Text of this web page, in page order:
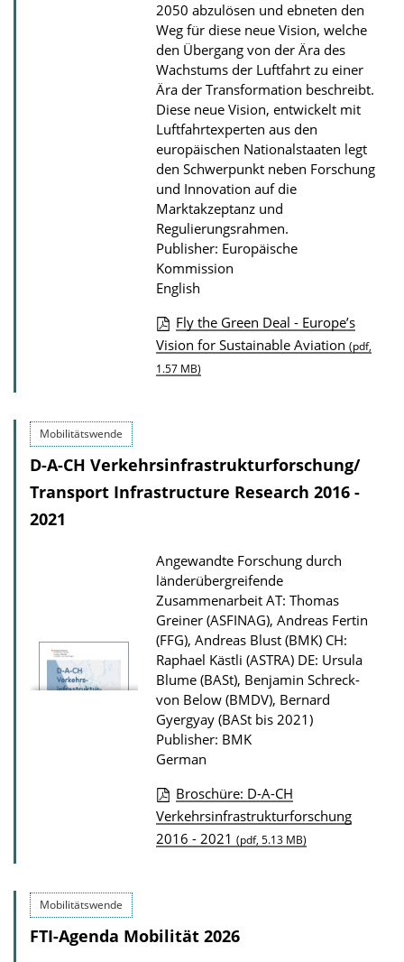
w
n
l
o
a
d
s
2050 abzulösen und ebneten den
Weg für diese neue Vision, welche
den Übergang von der Ära des
Wachstums der Luftfahrt zu einer
Ära der Transformation beschreibt.
Diese neue Vision, entwickelt mit
Luftfahrtexperten aus den
europäischen Nationalstaaten legt
den Schwerpunkt neben Forschung
und Innovation auf die
Marktakzeptanz und
Regulierungsrahmen.
Publisher: Europäische
Kommission
English
P
u
c
a
o
n
D
o
w
n
l
o
d
s
Fly the Green Deal - Europe’s
Vision for Sustainable Aviation (pdf,
1.57 MB)
Mobilitätswende
D-A-CH Verkehrsinfrastrukturforschung/
Transport Infrastructure Research 2016 -
2021
Angewandte Forschung durch
länderübergreifende
Zusammenarbeit AT: Thomas
Greiner (ASFINAG), Andreas Fertin
(FFG), Andreas Blust (BMK) CH:
Raphael Kästli (ASTRA) DE: Ursula
Blume (BASt), Benjamin Schreck-
von Below (BMDV), Bernard
Gyergyay (BASt bis 2021)
Publisher: BMK
German
P
u
c
Broschüre: D-A-CH
Verkehrsinfrastrukturforschung
2016 - 2021 (pdf, 5.13 MB)
Mobilitätswende
FTI-Agenda Mobilität 2026